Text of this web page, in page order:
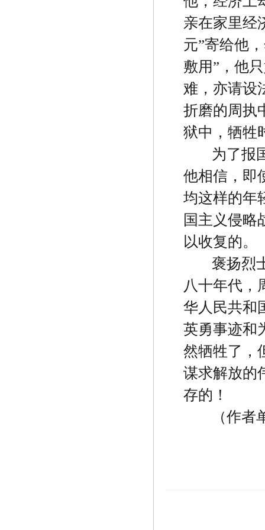
亲在家里经
元”寄给他
敷用” ，他
难，亦请设
折磨的周执
狱中，牺牲
为了报
他相信，即
均这样的年
国主义侵略
以收复的。
褒扬烈
八十年代，
华人民共和
英勇事迹和
然牺牲了，
谋求解放的
存的！
（作